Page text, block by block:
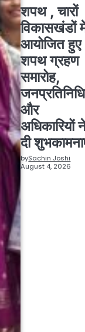
शपथ , चारों
विकासखंडों
आयोजित हुए
शपथ ग्रहण
समारोह,
और
अधिकारियों
दी
bySachin Joshi
August 4, 2026